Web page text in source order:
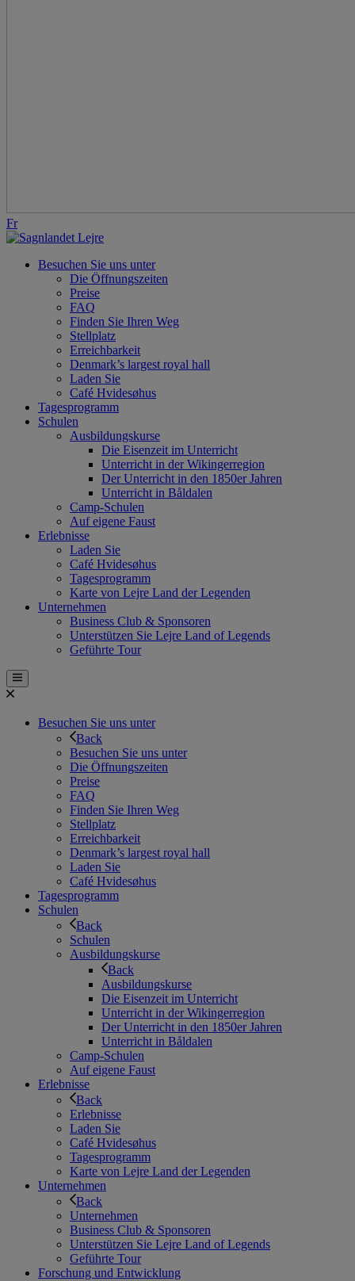
Fr
Besuchen Sie uns unter
Die Öffnungszeiten
Preise
FAQ
Finden Sie Ihren Weg
Stellplatz
Erreichbarkeit
Denmark’s largest royal hall
Laden Sie
Café Hvidesøhus
Tagesprogramm
Schulen
Ausbildungskurse
Die Eisenzeit im Unterricht
Unterricht in der Wikingerregion
Der Unterricht in den 1850er Jahren
Unterricht in Båldalen
Camp-Schulen
Auf eigene Faust
Erlebnisse
Laden Sie
Café Hvidesøhus
Tagesprogramm
Karte von Lejre Land der Legenden
Unternehmen
Business Club & Sponsoren
Unterstützen Sie Lejre Land of Legends
Geführte Tour
Besuchen Sie uns unter
Back
Besuchen Sie uns unter
Die Öffnungszeiten
Preise
FAQ
Finden Sie Ihren Weg
Stellplatz
Erreichbarkeit
Denmark’s largest royal hall
Laden Sie
Café Hvidesøhus
Tagesprogramm
Schulen
Back
Schulen
Ausbildungskurse
Back
Ausbildungskurse
Die Eisenzeit im Unterricht
Unterricht in der Wikingerregion
Der Unterricht in den 1850er Jahren
Unterricht in Båldalen
Camp-Schulen
Auf eigene Faust
Erlebnisse
Back
Erlebnisse
Laden Sie
Café Hvidesøhus
Tagesprogramm
Karte von Lejre Land der Legenden
Unternehmen
Back
Unternehmen
Business Club & Sponsoren
Unterstützen Sie Lejre Land of Legends
Geführte Tour
Forschung und Entwicklung